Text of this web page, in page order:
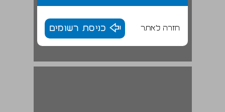
חזרה לאתר כניסת רשומים